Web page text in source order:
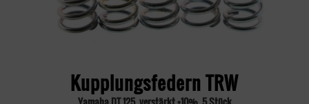
Kupplungsfedern TRW